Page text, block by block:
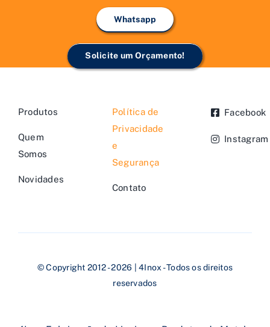
Whatsapp
Solicite um Orçamento!
Produtos
Quem
Somos
Novidades
Política de
Privacidade
e
Segurança
Contato
Facebook
Instagram
© Copyright 2012 - 2026 | 4Inox - Todos os direitos
reservados